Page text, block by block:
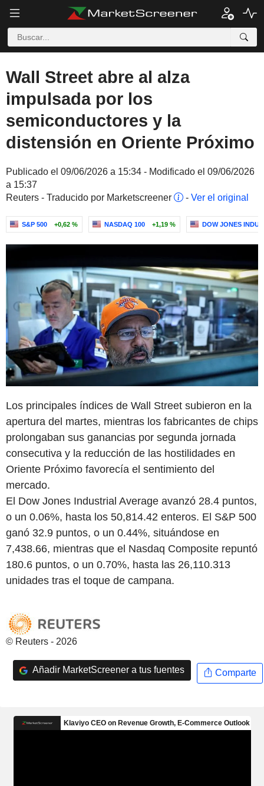
Wall Street abre al alza
impulsada por los
semiconductores y la
distensión en Oriente Próximo
Publicado el 09/06/2026 a 15:34 - Modificado el 09/06/2026
a 15:37
Reuters - Traducido por Marketscreener
- Ver el original
S&P 500 +0,62 % NASDAQ 100 +1,19 % DOW JONES
Los principales índices de Wall Street subieron en la
apertura del martes, mientras los fabricantes de chips
prolongaban sus ganancias por segunda jornada
consecutiva y la reducción de las hostilidades en
Oriente Próximo favorecía el sentimiento del
mercado.
El Dow Jones Industrial Average avanzó 28.4 puntos,
o un 0.06%, hasta los 50,814.42 enteros. El S&P 500
ganó 32.9 puntos, o un 0.44%, situándose en
7,438.66, mientras que el Nasdaq Composite repuntó
180.6 puntos, o un 0.70%, hasta las 26,110.313
unidades tras el toque de campana.
© Reuters - 2026
Añadir MarketScreener a tus fuentes Comparte